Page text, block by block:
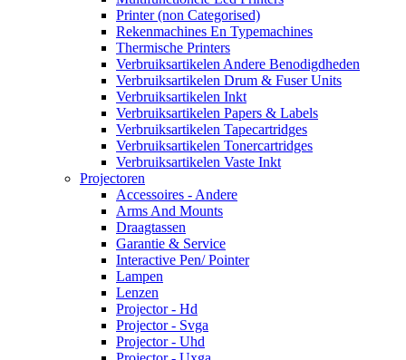
Printer (non Categorised)
Rekenmachines En Typemachines
Thermische Printers
Verbruiksartikelen Andere Benodigdheden
Verbruiksartikelen Drum & Fuser Units
Verbruiksartikelen Inkt
Verbruiksartikelen Papers & Labels
Verbruiksartikelen Tapecartridges
Verbruiksartikelen Tonercartridges
Verbruiksartikelen Vaste Inkt
Projectoren
Accessoires - Andere
Arms And Mounts
Draagtassen
Garantie & Service
Interactive Pen/ Pointer
Lampen
Lenzen
Projector - Hd
Projector - Svga
Projector - Uhd